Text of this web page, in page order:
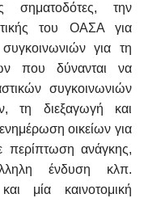
σηματοδότες, την
του ΟΑΣΑ για
για τη
που δύνανται να
συγκοινωνιών
τη διεξαγωγή και
οικείων για
περίπτωση ανάγκης,
ένδυση κλπ.
μία καινοτομική